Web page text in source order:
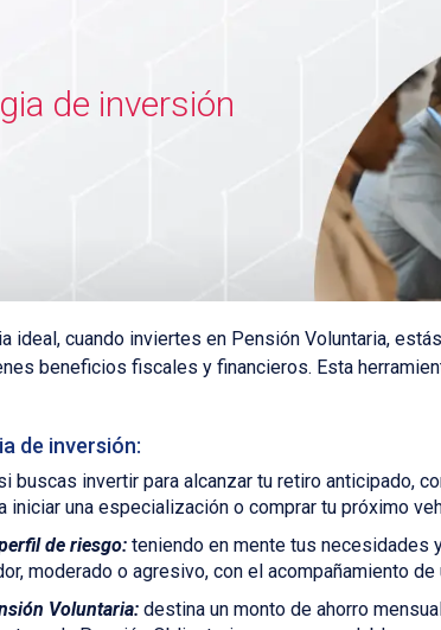
ideal, cuando inviertes en Pensión Voluntaria,
beneficios fiscales y financieros. Esta
de inversión:
buscas invertir para alcanzar tu retiro anticipado,
una especialización o comprar tu próximo
de riesgo:teniendo en mente tus necesidades
moderado o agresivo, con el acompañamiento de
Voluntaria:destina un monto de ahorro